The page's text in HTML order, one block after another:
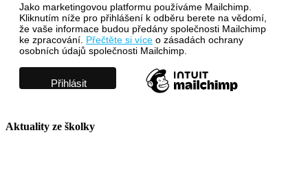
Jako marketingovou platformu používáme Mailchimp.
Kliknutím níže pro přihlášení k odběru berete na vědomí,
že vaše informace budou předány společnosti Mailchimp
ke zpracování. Přečtěte si více o zásadách ochrany
osobních údajů společnosti Mailchimp.
Aktuality ze školky